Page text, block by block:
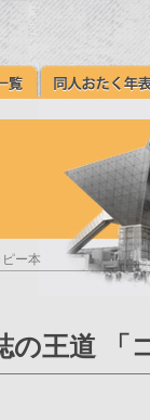
ー本
の王道 「